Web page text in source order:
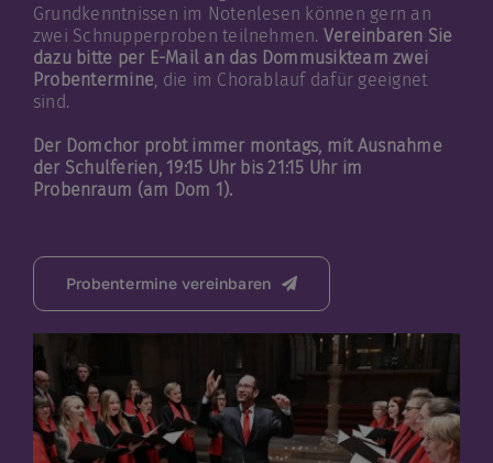
Grundkenntnissen im Notenlesen können gern an
zwei Schnupperproben teilnehmen. Vereinbaren Sie
dazu bitte per E-Mail an das Dommusikteam zwei
Probentermine, die im Chorablauf dafür geeignet
sind.
Der Domchor probt immer montags, mit Ausnahme
der Schulferien, 19:15 Uhr bis 21:15 Uhr im
Probenraum (am Dom 1).
Probentermine vereinbaren